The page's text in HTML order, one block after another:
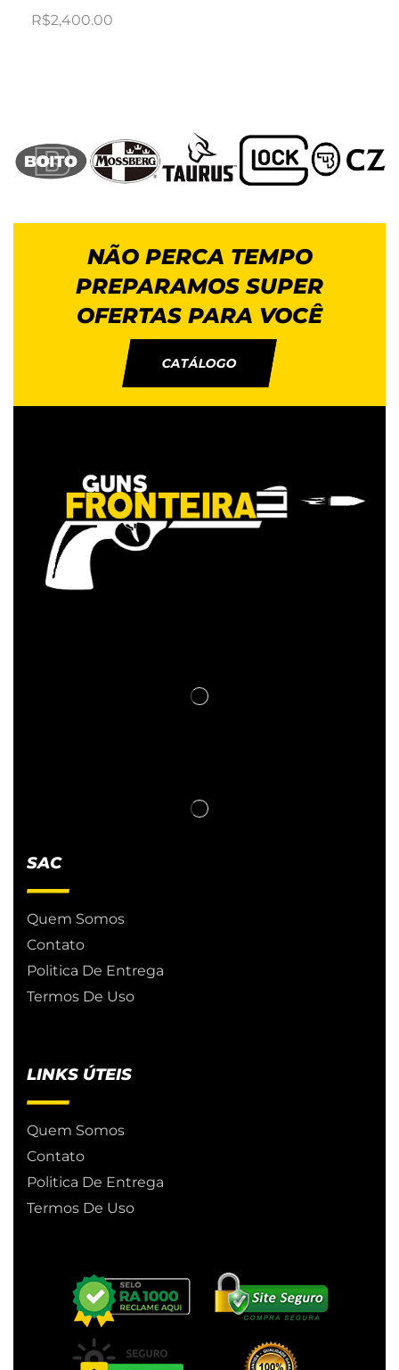
R$2,400.00
NÃO PERCA TEMPO
PREPARAMOS SUPER
OFERTAS PARA VOCÊ
CATÁLOGO
SAC
Quem Somos
Contato
Politica De Entrega
Termos De Uso
LINKS ÚTEIS
Quem Somos
Contato
Politica De Entrega
Termos De Uso